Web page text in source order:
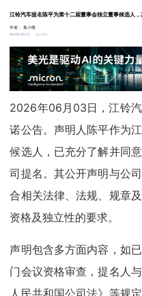
江铃汽车提名陈平为第十二届董事会独立董事候选人
作者：集小微
06-03 00:51
5440
2026年06月03日，江铃
诺公告。声明人陈平作为
候选人，已充分了解并同
司提名。其公开声明与公
合相关法律、法规、规章
资格及独立性的要求。
声明包含多方面内容，如
门会议资格审查，提名人